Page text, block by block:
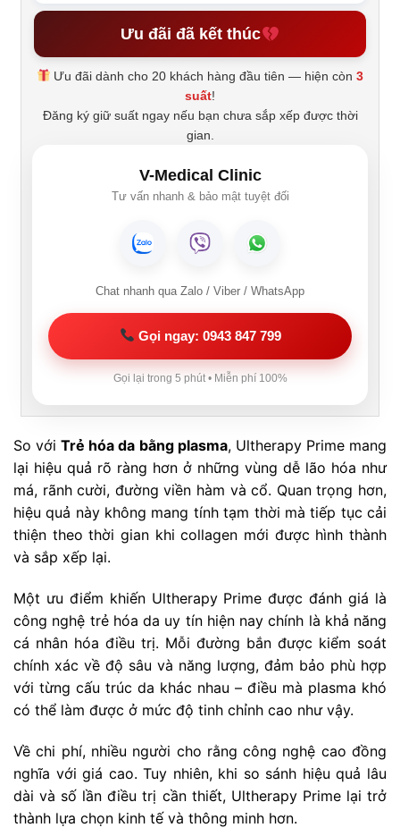
Ưu đãi đã kết thúc
Ưu đãi dành cho 20 khách hàng đầu tiên — hiện còn3
suất!
Đăng ký giữ suất ngay nếu bạn chưa sắp xếp được thời
gian.
V-Medical Clinic
Tư vấn nhanh & bảo mật tuyệt đối
Chat nhanh qua Zalo / Viber / WhatsApp
Gọi ngay: 0943 847 799
Gọi lại trong 5 phút • Miễn phí 100%
So vớiTrẻ hóa da bằng plasma, Ultherapy Prime mang
lại hiệu quả rõ ràng hơn ở những vùng dễ lão hóa như
má, rãnh cười, đường viền hàm và cổ. Quan trọng hơn,
hiệu quả này không mang tính tạm thời mà tiếp tục cải
thiện theo thời gian khi collagen mới được hình thành
và sắp xếp lại.
Một ưu điểm khiến Ultherapy Prime được đánh giá là
công nghệ trẻ hóa da uy tín hiện nay chính là khả năng
cá nhân hóa điều trị. Mỗi đường bắn được kiểm soát
chính xác về độ sâu và năng lượng, đảm bảo phù hợp
với từng cấu trúc da khác nhau – điều mà plasma khó
có thể làm được ở mức độ tinh chỉnh cao như vậy.
Về chi phí, nhiều người cho rằng công nghệ cao đồng
nghĩa với giá cao. Tuy nhiên, khi so sánh hiệu quả lâu
dài và số lần điều trị cần thiết, Ultherapy Prime lại trở
thành lựa chọn kinh tế và thông minh hơn.